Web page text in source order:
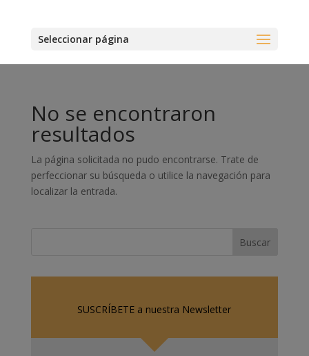
Seleccionar página
No se encontraron
resultados
La página solicitada no pudo encontrarse. Trate de
perfeccionar su búsqueda o utilice la navegación para
localizar la entrada.
SUSCRÍBETE a nuestra Newsletter